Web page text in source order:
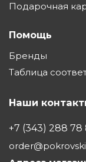
Подарочная
Помощь
Бренды
Таблица
Наши
+7 (343) 288 78